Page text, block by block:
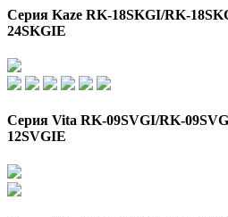
Серия Kaze RK-18SKGI/RK-
24SKGIE
Серия Vita RK-09SVGI/RK-
12SVGIE